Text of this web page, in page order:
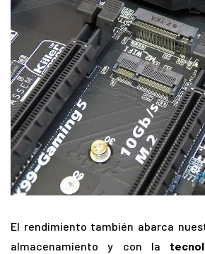
El rendimiento también abarca
almacenamiento y con la